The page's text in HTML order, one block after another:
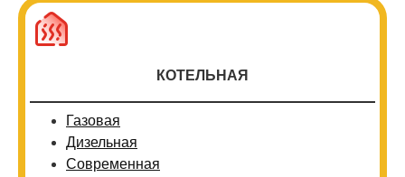
КОТЕЛЬНАЯ
Газовая
Дизельная
Современная